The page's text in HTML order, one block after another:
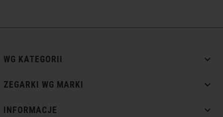
WG KATEGORII 
ZEGARKI WG MARKI 
INFORMACJE 